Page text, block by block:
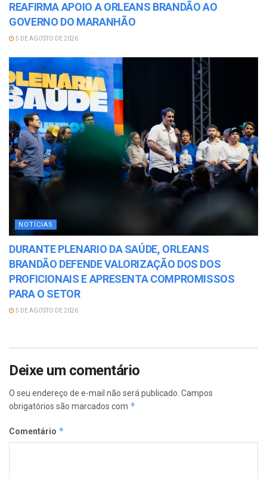
REAFIRMA APOIO A ORLEANS BRANDÃO AO
GOVERNO DO MARANHÃO
5 DE AGOSTO DE 2026
NOTÍCIAS
DURANTE PLENARIO DA SAÚDE, ORLEANS
BRANDÃO DEFENDE VALORIZAÇÃO DOS DOS
PROFICIONAIS E APRESENTA COMPROMISSOS
PARA O SETOR
5 DE AGOSTO DE 2026
Deixe um comentário
O seu endereço de e-mail não será publicado. Campos
obrigatórios são marcados com *
Comentário *